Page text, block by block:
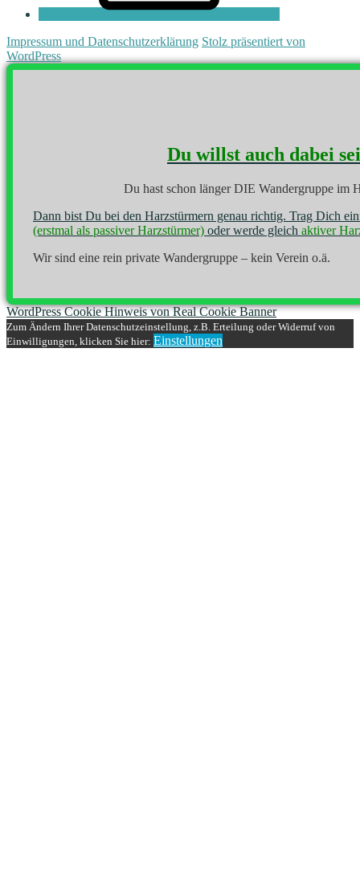
Impressum und Datenschutzerklärung Stolz präsentiert von
WordPress
Du willst auch dabei
Du hast schon länger DIE Wandergruppe im
Dann bist Du bei den Harzstürmern genau richtig. Trag Dich
(erstmal als passiver Harzstürmer) oder werde gleich aktiver
Wir sind eine rein private Wandergruppe – kein Verein o.ä.
WordPress Cookie Hinweis von Real Cookie Banner
Zum Ändern Ihrer Datenschutzeinstellung, z.B. Erteilung oder Widerruf von
Einwilligungen, klicken Sie hier: Einstellungen